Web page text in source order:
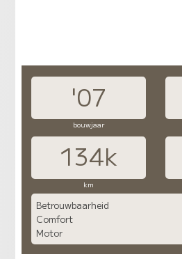
'07
bouwjaar
134k
km
Betrouwbaarheid
Comfort
Motor